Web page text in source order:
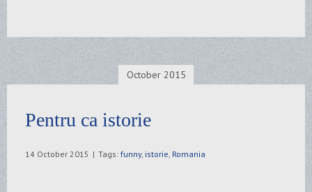
October 2015
Pentru ca istorie
14 October 2015 | Tags: funny, istorie Romania